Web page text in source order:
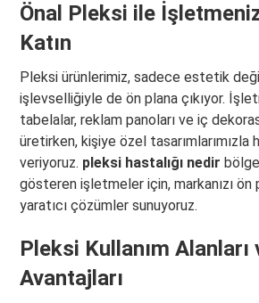
Önal Pleksi ile
Katın
Pleksi ürünlerimiz, sadece estetik
işlevselliğiyle de ön plana çıkıyor.
tabelalar, reklam panoları ve iç
üretirken, kişiye özel tasarımlarımızla
veriyoruz. pleksi hastalığı nedir
gösteren işletmeler için, markanızı ön
yaratıcı çözümler sunuyoruz.
Pleksi Kullanım Alanları
Avantajları